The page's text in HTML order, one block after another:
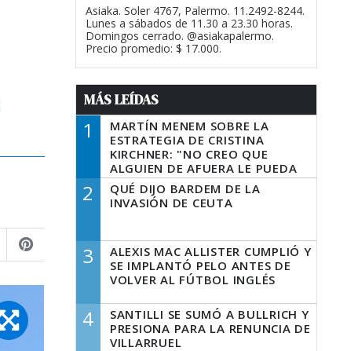
Asiaka. Soler 4767, Palermo. 11.2492-8244.
Lunes a sábados de 11.30 a 23.30 horas.
Domingos cerrado. @asiakapalermo.
Precio promedio: $ 17.000.
MÁS LEÍDAS
1
MARTÍN MENEM SOBRE LA
ESTRATEGIA DE CRISTINA
KIRCHNER: "NO CREO QUE
ALGUIEN DE AFUERA LE PUEDA
DECIR A LA JUSTICIA LO QUE
TIENE QUE HACER"
2
QUÉ DIJO BARDEM DE LA
INVASIÓN DE CEUTA
3
ALEXIS MAC ALLISTER CUMPLIÓ Y
SE IMPLANTÓ PELO ANTES DE
VOLVER AL FÚTBOL INGLÉS
4
SANTILLI SE SUMÓ A BULLRICH Y
PRESIONA PARA LA RENUNCIA DE
VILLARRUEL